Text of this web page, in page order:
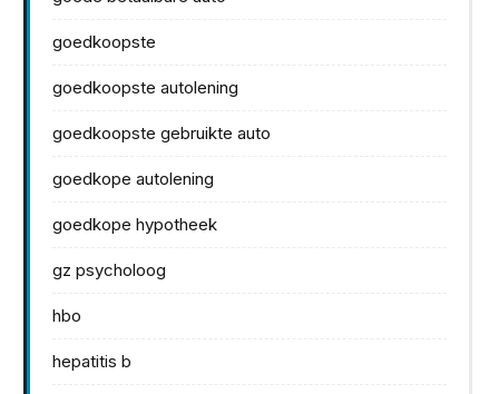
goedkoopste
goedkoopste autolening
goedkoopste gebruikte auto
goedkope autolening
goedkope hypotheek
gz psycholoog
hbo
hepatitis b